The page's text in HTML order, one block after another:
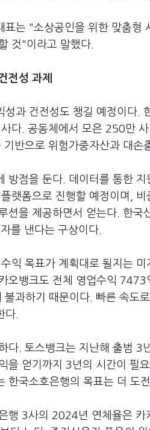
표는 "소상공인을 위한 맞춤
것"이라고 말했다.
전성 과제
성과 건전성도 챙길 예정이다.
다. 공동체에서 모은 250만
반으로 위험가중자산과 대손
방점을 둔다. 데이터를 통한
랫폼으로 진행할 예정이며,
션을 제공하면서 얻는다. 한국
를 낸다는 구상이다.
익 목표가 계획대로 될지는
오뱅크도 전체 영업수익
과하기 때문이다. 빠른 속도
다.
다. 토스뱅크는 지난해 출범
을 얻기까지 3년의 시간이 필
한국소호은행의 목표는 더 도
행 3사의 2024년 연체율은